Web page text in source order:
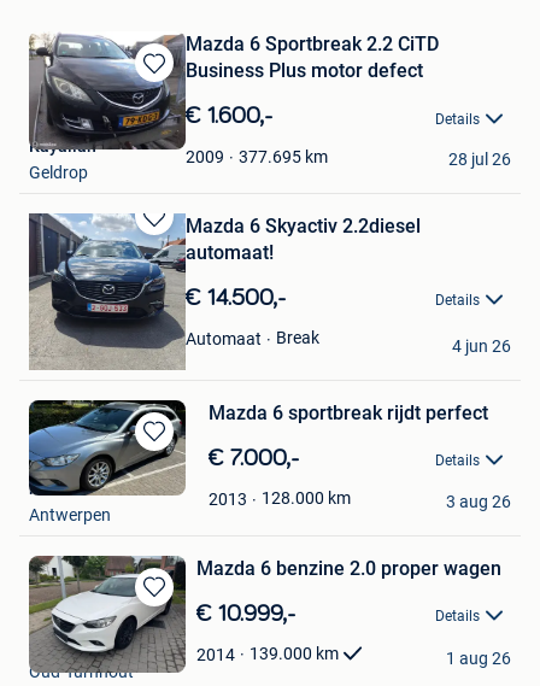
Bewaren
in
Mijn
Favorieten
Mazda 6 Sportbreak 2.2 CiTD
Business Plus motor defect
€ 1.600,- Details
2009 377.695 km
Kayallah
Geldrop
28 jul 26
Bewaren
in
Mijn
Favorieten
Mazda 6 Skyactiv 2.2diesel
automaat!
€ 14.500,- Details
Automaat Break
zeqir
Tielt
4 jun 26
Bewaren
in
Mijn
Mazda 6 sportbreak rijdt perfect
€ 7.000,- Details
2013 128.000 km
m
Antwerpen
3 aug 26
Bewaren
in
Mijn
Favorieten
Mazda 6 benzine 2.0 proper wagen
€ 10.999,- Details
2014 139.000 km
Autos De Kempen
Oud-Turnhout
1 aug 26